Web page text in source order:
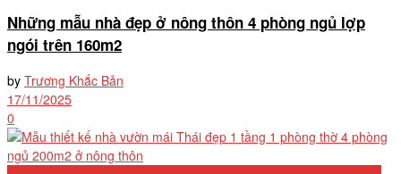
Những mẫu nhà đẹp ở nông thôn 4 phòng ngủ lợp
ngói trên 160m2
by Trương Khắc Bản
17/11/2025
0